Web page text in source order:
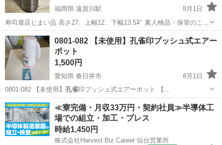
福岡県 遠賀川駅
8月1日
寿司屋店じまい品 高さ27、上幅12、下幅13.5㌢ 素人検品・保管のこと
ご了承ください 中古品ということをご理解の上ご検討ください 細かい
ことが気になる方はご購入をお控えください 他サイト重複出品もあり
ますので、ご興味...
福岡 遠賀郡 生活雑貨 孔雀
0801-082 【未使用】孔雀印プッシュ式エアー
ポット
1,500円
愛知県 春日井市
8月1日
0801-082 【未使用】 孔雀 印プッシュ式エアーポット 【…
愛知 春日井市 調理器具 孔雀
≪寮完備・月収33万円・契約社員≫半導体工
場での組立・加工・プレス
時給1,450円
株式会社Harvest Biz Career 仙台営業所